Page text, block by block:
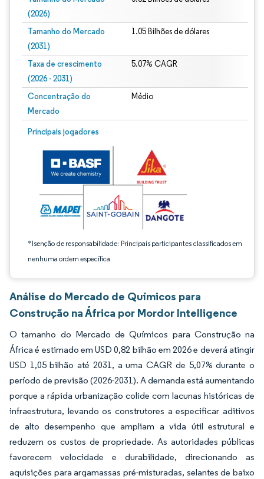
(2026)
Tamanho do Mercado
(2031)
1.05 Bilhões de dólares
Taxa de crescimento
(2026 - 2031)
5.07% CAGR
Concentração do
Mercado
Médio
Principais jogadores
*Isenção de responsabilidade: Principais participantes classificados em
nenhuma ordem específica
Imagem © Mordor Intelligence. O reuso requer atribuição conforme CC BY 4.0.
Análise do Mercado de Químicos para
Construção na África por Mordor Intelligence
O tamanho do Mercado de Químicos para Construção na
África é estimado em USD 0,82 bilhão em 2026 e deverá atingir
USD 1,05 bilhão até 2031, a uma CAGR de 5,07% durante o
período de previsão (2026-2031). A demanda está aumentando
porque a rápida urbanização colide com lacunas históricas de
infraestrutura, levando os construtores a especificar aditivos
de alto desempenho que ampliam a vida útil estrutural e
reduzem os custos de propriedade. As autoridades públicas
favorecem velocidade e durabilidade, direcionando as
aquisições para argamassas pré-misturadas, selantes de baixo